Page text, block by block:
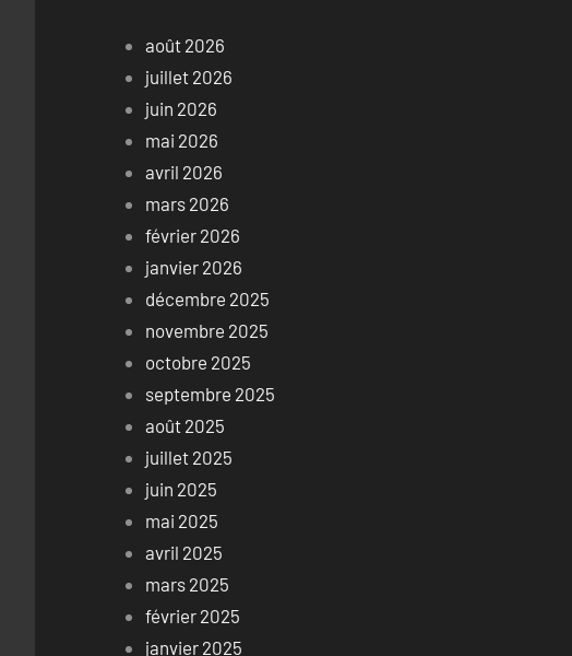
août 2026
juillet 2026
juin 2026
mai 2026
avril 2026
mars 2026
février 2026
janvier 2026
décembre 2025
novembre 2025
octobre 2025
septembre 2025
août 2025
juillet 2025
juin 2025
mai 2025
avril 2025
mars 2025
février 2025
janvier 2025